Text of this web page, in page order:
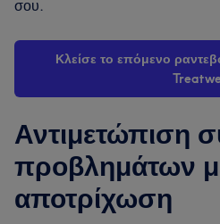
σου.
Κλείσε το επόμενο
Αντιμετώπιση
προβλημάτων
αποτρίχωση